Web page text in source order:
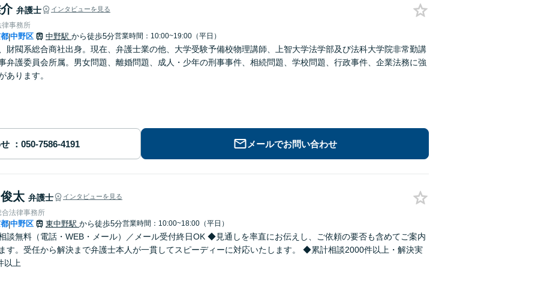
弁護士 インタビューを見る
律事務所
|中野区 中野駅 から徒歩5分営業時間：10:00~19:00（平日）
財閥系総合商社出身。現在、弁護士業の他、大学受験予備校物理講師、上智大学法学部及び法科大学院非常勤講
弁護委員会所属。男女問題、離婚問題、成人・少年の刑事事件、相続問題、学校問題、行政事件、企業法務に強
あります。
メールでお問い合わせ
太 弁護士 インタビューを見る
合法律事務所
|中野区 東中野駅 から徒歩5分営業時間：10:00~18:00（平日）
談無料（電話・WEB・メール）／メール受付終日OK ◆見通しを率直にお伝えし、ご依頼の要否も含めてご案内
す。受任から解決まで弁護士本人が一貫してスピーディーに対応いたします。 ◆累計相談2000件以上・解決実
以上